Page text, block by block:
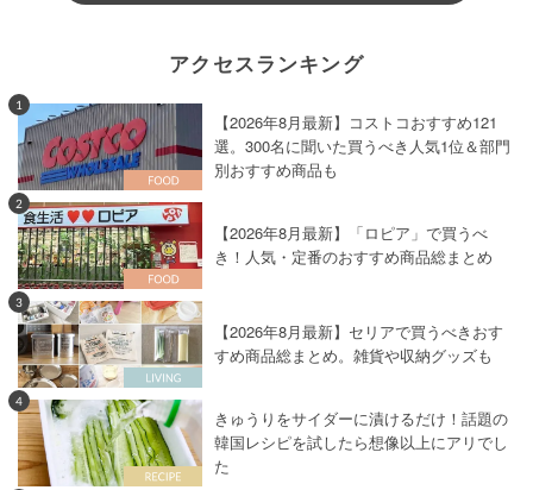
アクセスランキング
1
【2026年8月最新】コストコおすすめ121
選。300名に聞いた買うべき人気1位＆部門
別おすすめ商品も
2
【2026年8月最新】「ロピア」で買うべ
き！人気・定番のおすすめ商品総まとめ
3
【2026年8月最新】セリアで買うべきおす
すめ商品総まとめ。雑貨や収納グッズも
4
きゅうりをサイダーに漬けるだけ！話題の
韓国レシピを試したら想像以上にアリでし
た